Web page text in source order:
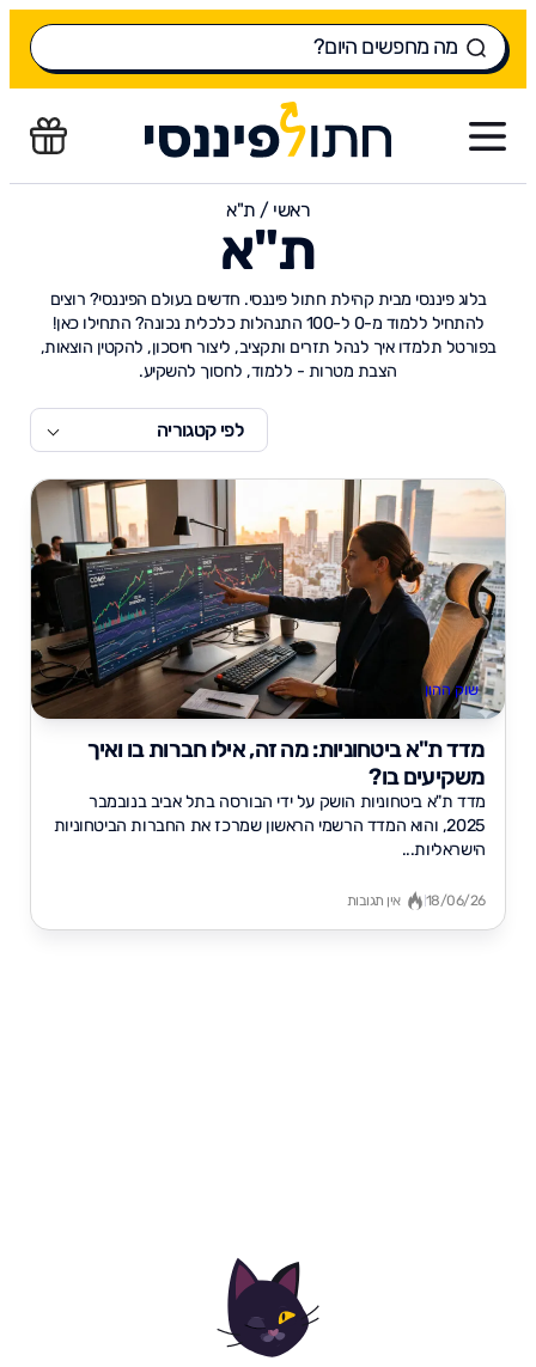
ראשי / ת"א
ת"א
בלוג פיננסי מבית קהילת חתול פיננסי. חדשים בעולם הפיננסי? רוצים
להתחיל ללמוד מ-0 ל-100 התנהלות כלכלית נכונה? התחילו כאן!
בפורטל תלמדו איך לנהל תזרים ותקציב, ליצור חיסכון, להקטין הוצאות,
הצבת מטרות - ללמוד, לחסוך להשקיע.
לפי קטגוריה
שוק ההון
מדד ת"א ביטחוניות: מה זה, אילו חברות בו ואיך
משקיעים בו?
מדד ת"א ביטחוניות הושק על ידי הבורסה בתל אביב בנובמבר
2025, והוא המדד הרשמי הראשון שמרכז את החברות הביטחוניות
הישראליות...
18/06/26 אין תגובות